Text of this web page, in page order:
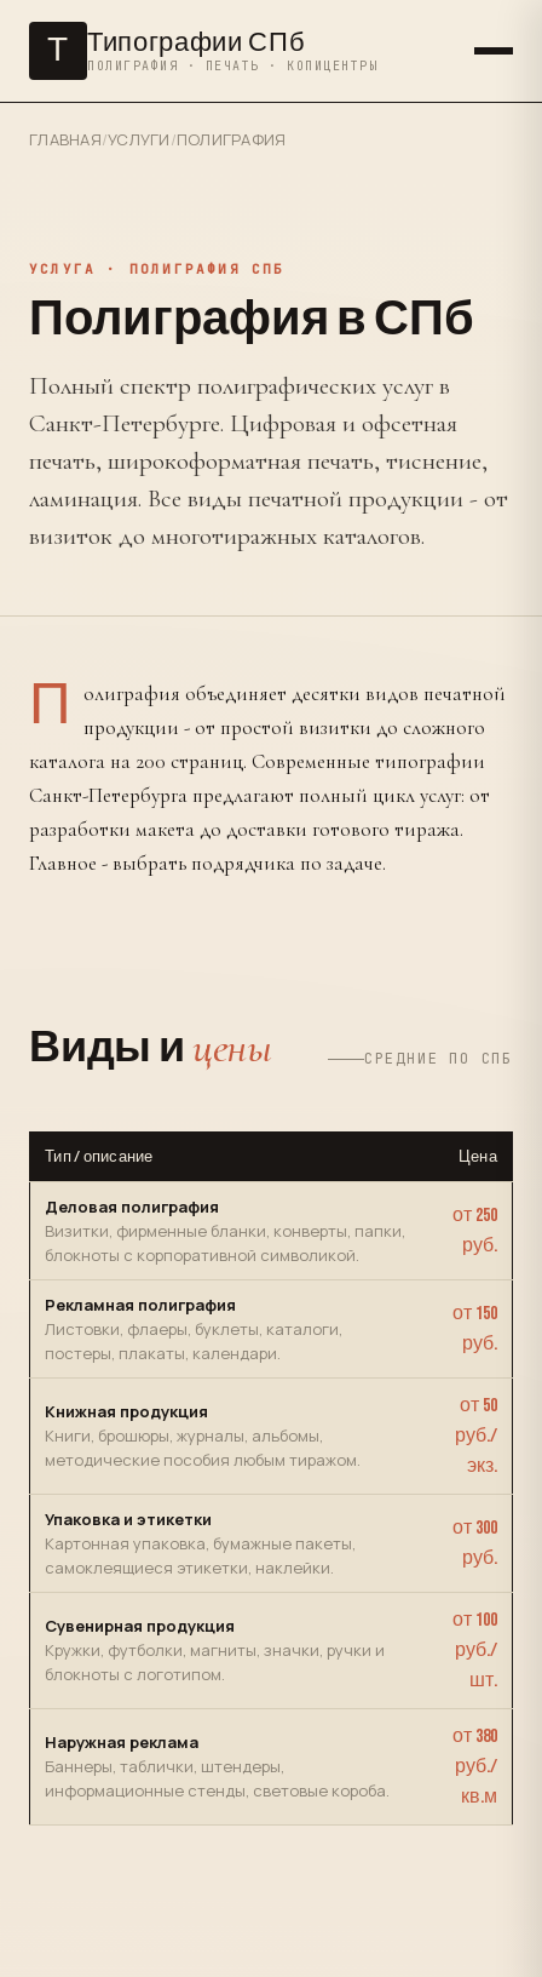
Т Типографии СПб
ПОЛИГРАФИЯ · ПЕЧАТЬ · КОПИЦЕНТРЫ
ГЛАВНАЯ/УСЛУГИ/ПОЛИГРАФИЯ
УСЛУГА · ПОЛИГРАФИЯ СПБ
Полиграфия в СПб
Полный спектр полиграфических услуг в
Санкт-Петербурге. Цифровая и офсетная
печать, широкоформатная печать, тиснение,
ламинация. Все виды печатной продукции - от
визиток до многотиражных каталогов.
П
олиграфия объединяет десятки видов печатной
продукции - от простой визитки до сложного
каталога на 200 страниц. Современные типографии
Санкт-Петербурга предлагают полный цикл услуг: от
разработки макета до доставки готового тиража.
Главное - выбрать подрядчика по задаче.
Виды и цены СРЕДНИЕ ПО СПБ
Тип / описание Цена
Деловая полиграфия
Визитки, фирменные бланки, конверты, папки,
блокноты с корпоративной символикой.
от 250
руб.
Рекламная полиграфия
Листовки, флаеры, буклеты, каталоги,
постеры, плакаты, календари.
от 150
руб.
Книжная продукция
Книги, брошюры, журналы, альбомы,
методические пособия любым тиражом.
от 50
руб./
экз.
Упаковка и этикетки
Картонная упаковка, бумажные пакеты,
самоклеящиеся этикетки, наклейки.
от 300
руб.
Сувенирная продукция
Кружки, футболки, магниты, значки, ручки и
блокноты с логотипом.
от 100
руб./
шт.
Наружная реклама
Баннеры, таблички, штендеры,
информационные стенды, световые короба.
от 380
руб./
кв.м